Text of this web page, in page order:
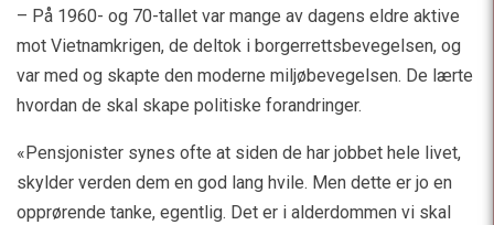
– På 1960- og 70-tallet var mange av dagens eldre aktive
mot Vietnamkrigen, de deltok i borgerrettsbevegelsen, og
var med og skapte den moderne miljøbevegelsen. De lærte
hvordan de skal skape politiske forandringer.
«Pensjonister synes ofte at siden de har jobbet hele livet,
skylder verden dem en god lang hvile. Men dette er jo en
opprørende tanke, egentlig. Det er i alderdommen vi skal